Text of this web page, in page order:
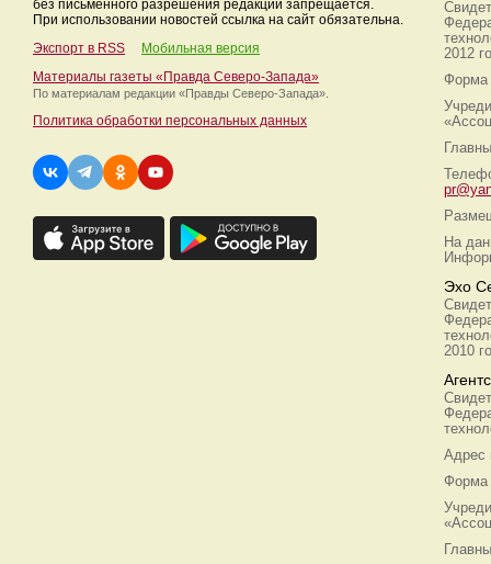
без письменного разрешения редакции запрещается.
При использовании новостей ссылка на сайт обязательна.
Экспорт в RSS
Мобильная версия
Материалы газеты «Правда Северо-Запада»
По материалам редакции «Правды Северо-Запада».
Политика обработки персональных данных
2012
Форма
На
Эхо
2010
Адрес
Форма